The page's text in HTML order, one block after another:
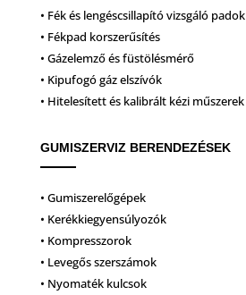
• Fék és lengéscsillapító vizsgáló padok
• Fékpad korszerűsítés
• Gázelemző és füstölésmérő
• Kipufogó gáz elszívók
• Hitelesített és kalibrált kézi műszerek
GUMISZERVIZ BERENDEZÉSEK
• Gumiszerelőgépek
• Kerékkiegyensúlyozók
• Kompresszorok
• Levegős szerszámok
• Nyomaték kulcsok